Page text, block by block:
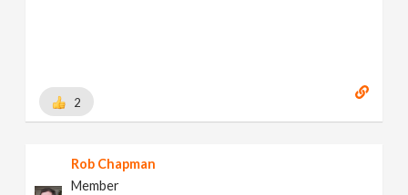
2
Rob Chapman
Member